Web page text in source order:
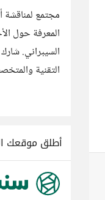
مجتمع لمناقشة
المعرفة حول
السيبراني.
التقنية
أطلق موقعك